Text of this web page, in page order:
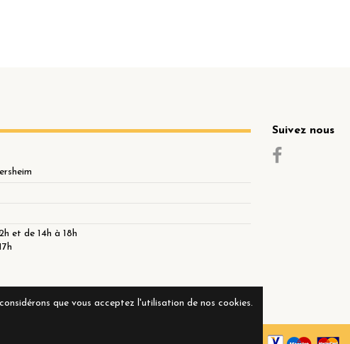
et de 14h à 18h
Suivez nous
que vous acceptez l'utilisation de nos cookies.